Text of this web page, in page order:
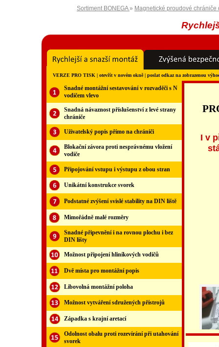
Sortiment BONEGA» Magnetické proudové chrániče
VERZE PRO TISK | otevřít v novém okně| poslat odkaz na zobrazenou
Snadné montážní sestavování v rozvaděči s N
vodičem vlevo
Snadná návaznost příslušenství z levé strany
chrániče
Uživatelský popis přímo na chrániči
Blokační závora proti nesprávnému vložení
vodiče
Připojování vstupu i výstupu z obou stran
Unikátní konstrukce svorek
Podstatné zvýšení svislé stability na DIN liště
Mimořádně malé rozměry
Snadné připevnění i na rovnou plochu i bez
DIN lišty
Možnost připojení hliníkových vodičů
Dvě místa pro montážní popis
Libovolná montážní poloha
Možnost vytváření sdružených přístrojů
Západka s krajní aretací
Odolnost obalu proti rozevírání při utahování
svorek